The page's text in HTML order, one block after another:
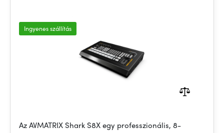
Ingyenes szállítás
Az AVMATRIX Shark S8X egy professzionális, 8-